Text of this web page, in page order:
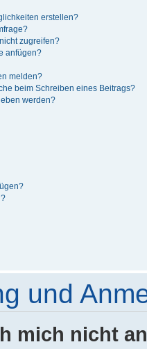
erstellen?
zugreifen?
anfügen?
melden?
beim Schreiben eines Beitrags?
werden?
und
mich nicht